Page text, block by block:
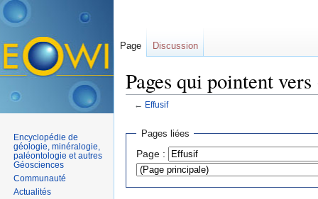
Pages qui pointent
← Effusif
Pages liées
Page :
Page Discussion
Encyclopédie de
géologie, minéralogie,
paléontologie et autres
Géosciences
Communauté
Actualités